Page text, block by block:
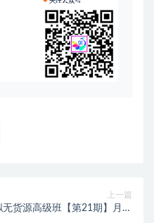
上一篇
无货源高级班【第21期】月入